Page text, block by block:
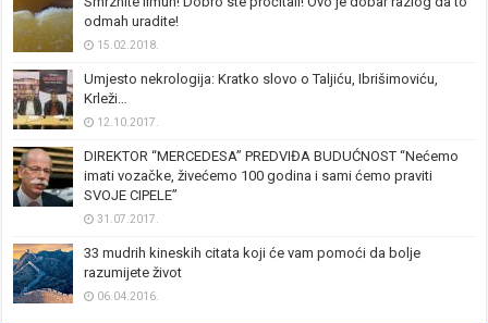
odmah uradite!
15.02.2018.
Umjesto nekrologija: Kratko slovo o Taljiću, Ibrišimoviću,
Krleži…
12.10.2017.
DIREKTOR “MERCEDESA” PREDVIĐA BUDUĆNOST “Nećemo
imati vozačke, živećemo 100 godina i sami ćemo praviti
SVOJE CIPELE”
31.07.2017.
33 mudrih kineskih citata koji će vam pomoći da bolje
razumijete život
06.04.2016.